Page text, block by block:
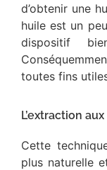
d’obtenir une
huile est un
dispositif
toutes fins
L’extraction
Cette
plus naturelle